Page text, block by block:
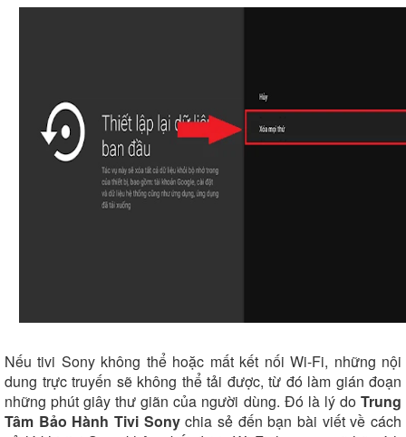
Nếu tivi Sony không thể hoặc mất kết nối Wi-Fi, những nội
dung trực truyến sẽ không thể tải được, từ đó làm gián đoạn
những phút giây thư giãn của người dùng. Đó là lý do Trung
Tâm Bảo Hành Tivi Sonychia sẻ đến bạn bài viết về cách